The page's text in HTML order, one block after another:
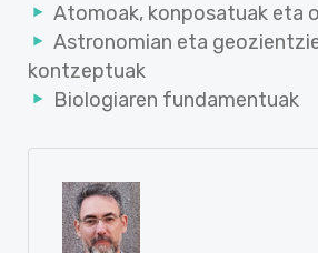
Atomoak, konposatuak eta
Astronomian eta
kontzeptuak
Biologiaren fundamentuak